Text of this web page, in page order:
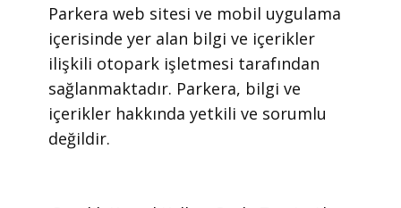
​Parkera web sitesi ve mobil uygulama
içerisinde yer alan bilgi ve içerikler
ilişkili otopark işletmesi tarafından
sağlanmaktadır. Parkera, bilgi ve
içerikler hakkında yetkili ve sorumlu
değildir.